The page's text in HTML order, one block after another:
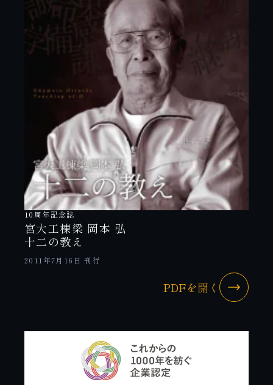
10周年記念誌
宮大工棟梁 岡本 弘
十二の教え
2011年7月16日 刊行
PDFを開く